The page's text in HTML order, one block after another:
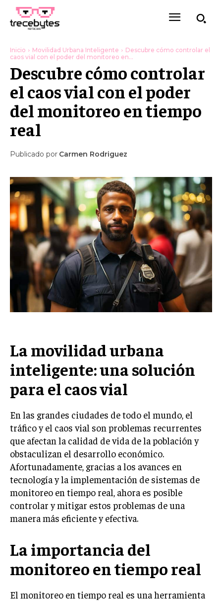
Inicio Movilidad Urbana Inteligente
Descubre cómo controlar el
caos vial con el poder del monitoreo en...
Descubre cómo controlar
el caos vial con el poder
del monitoreo en tiempo
real
Publicado por Carmen Rodriguez
La movilidad urbana
inteligente: una solución
para el caos vial
En las grandes ciudades de todo el mundo, el
tráfico y el caos vial son problemas recurrentes
que afectan la calidad de vida de la población y
obstaculizan el desarrollo económico.
Afortunadamente, gracias a los avances en
tecnología y la implementación de sistemas de
monitoreo en tiempo real, ahora es posible
controlar y mitigar estos problemas de una
manera más eficiente y efectiva.
La importancia del
monitoreo en tiempo real
El monitoreo en tiempo real es una herramienta